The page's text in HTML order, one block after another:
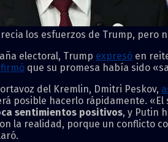
los esfuerzos de Trump, pero
electoral, Trump expresó en
que su promesa había sido
del Kremlin, Dmitri Peskov,
posible hacerlo rápidamente.
sentimientos positivos, y Putin
la realidad, porque un conflicto